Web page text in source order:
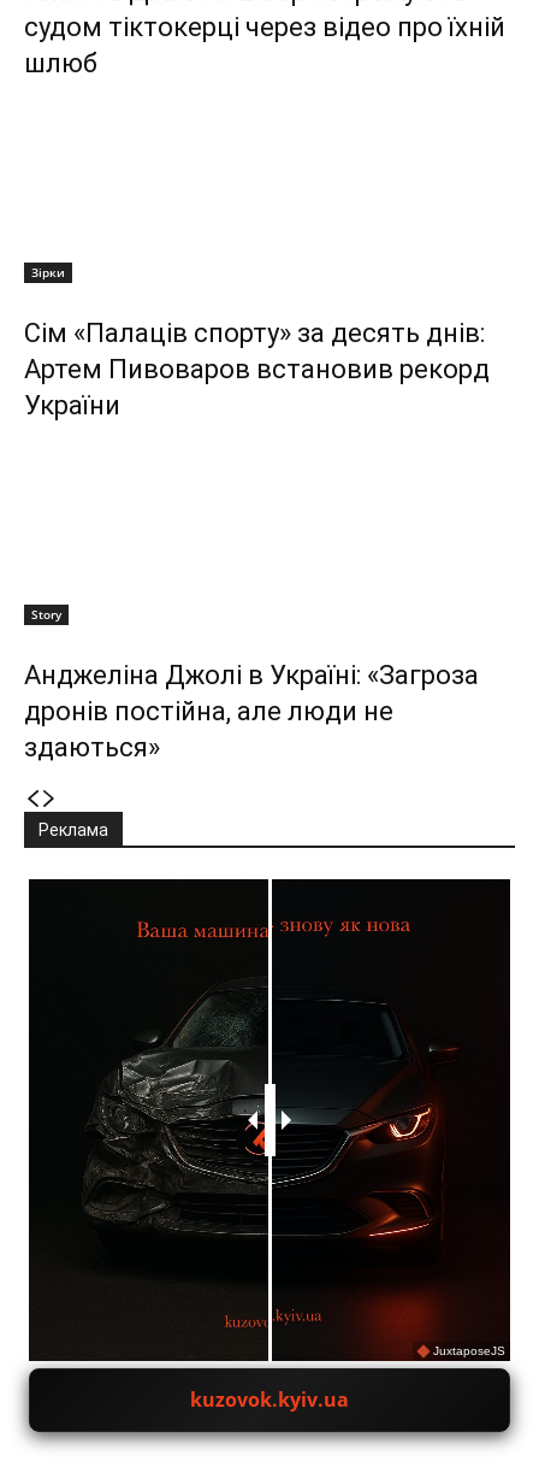
судом тіктокерці через відео про їхній
шлюб
Зірки
Сім «Палаців спорту» за десять днів:
Артем Пивоваров встановив рекорд
України
Story
Анджеліна Джолі в Україні: «Загроза
дронів постійна, але люди не
здаються»
Реклама
JuxtaposeJS
kuzovok.kyiv.ua